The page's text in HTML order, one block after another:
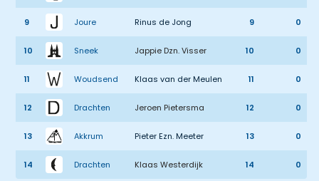
9 Joure Rinus de Jong 9 0
10 Sneek Jappie Dzn. Visser 10 0
11 Woudsend Klaas van der Meulen 11 0
12 Drachten Jeroen Pietersma 12 0
13 Akkrum Pieter Ezn. Meeter 13 0
14 Drachten Klaas Westerdijk 14 0